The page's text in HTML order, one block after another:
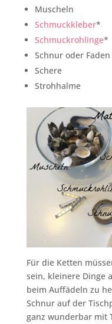
Muscheln
Schmuckkleber*
Schmuckrohlinge*
Schnur oder Faden
Schere
Strohhalme
Für die Ketten
sein, kleinere Dinge
beim Auffädeln zu
Schnur auf der
ganz wunderbar mit